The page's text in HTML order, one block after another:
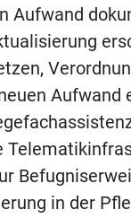
Aufwand
Aufwand
in der